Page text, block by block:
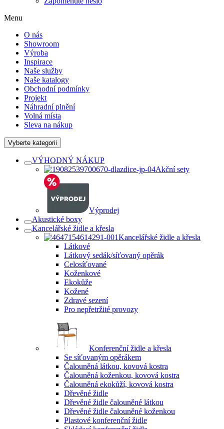
Menu
O nás
Showroom
Výroba
Inspirace
Naše služby
Naše katalogy
Obchodní podmínky
Projekt
Náhradní plnění
Volná místa
Sleva na nákup
Vyberte kategorii
VÝHODNÝ NÁKUP
Akční sety
Výprodej
Akustické boxy
Kancelářské židle a křesla
Kancelářské židle a křesla
Látkové
Látkový sedák/síťovaný opěrák
Celosíťované
Koženkové
Ekokůže
Kožené
Zdravé sezení
Pro nepřetržité provozy
Konferenční židle a křesla
Se síťovaným opěrákem
Čalouněná látkou, kovová kostra
Čalouněná koženkou, kovová kostra
Čalouněná ekokůží, kovová kostra
Dřevěné židle
Dřevěné židle čalouněné látkou
Dřevěné židle čalouněné koženkou
Plastové konferenční židle